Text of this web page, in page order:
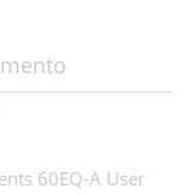
60EQ-A User